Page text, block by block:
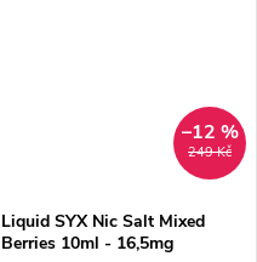
249 Kč
–12 %
Liquid SYX Nic Salt Mixed
Berries 10ml - 16,5mg